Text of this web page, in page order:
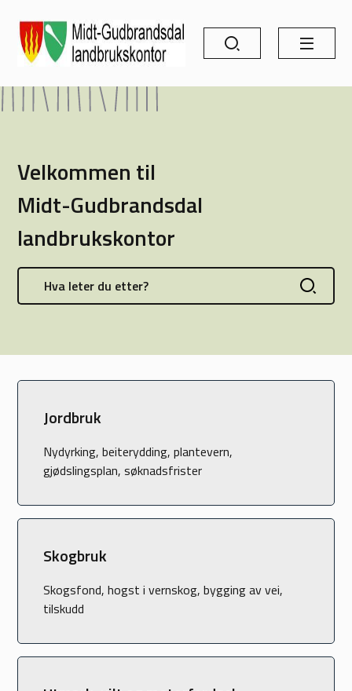
Søk Meny
Midt-Gudbrandsdal
Velkommen til
Midt-Gudbrandsdal
landbrukskontor
S
t
k
Søk
Jordbruk
Nydyrking, beiterydding, plantevern,
gjødslingsplan, søknadsfrister
Skogbruk
Skogsfond, hogst i vernskog, bygging av vei,
tilskudd